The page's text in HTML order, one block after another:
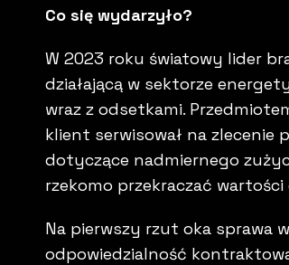
Co się wydarzyło?
W 2023 roku światowy lider
działającą w sektorze
wraz z odsetkami.
klient serwisował na zlecenie
dotyczące nadmiernego
rzekomo przekraczać
Na pierwszy rzut oka sprawa
odpowiedzialność